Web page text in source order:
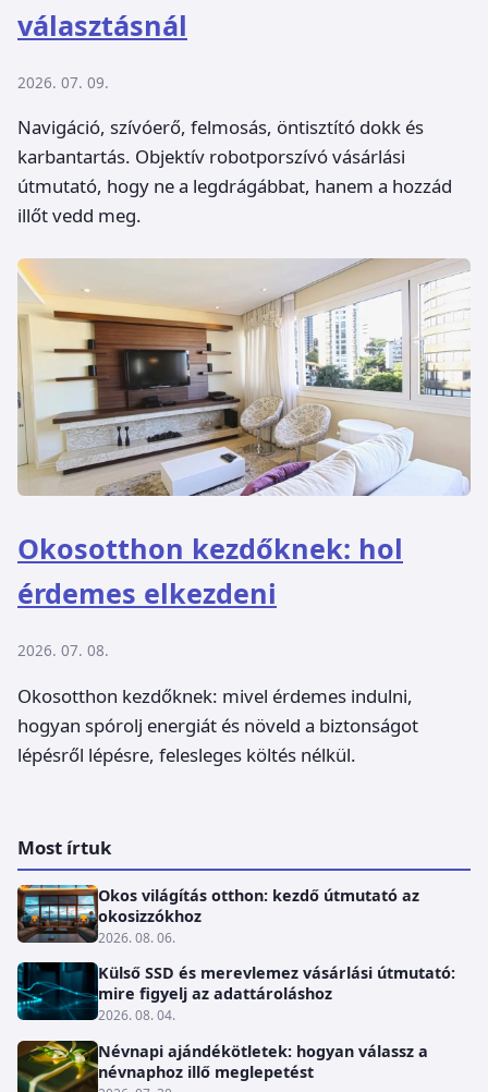
választásnál
2026. 07. 09.
Navigáció, szívóerő, felmosás, öntisztító dokk és
karbantartás. Objektív robotporszívó vásárlási
útmutató, hogy ne a legdrágábbat, hanem a hozzád
illőt vedd meg.
Okosotthon kezdőknek: hol
érdemes elkezdeni
2026. 07. 08.
Okosotthon kezdőknek: mivel érdemes indulni,
hogyan spórolj energiát és növeld a biztonságot
lépésről lépésre, felesleges költés nélkül.
Most írtuk
Okos világítás otthon: kezdő útmutató az
okosizzókhoz
2026. 08. 06.
Külső SSD és merevlemez vásárlási útmutató:
mire figyelj az adattároláshoz
2026. 08. 04.
Névnapi ajándékötletek: hogyan válassz a
névnaphoz illő meglepetést